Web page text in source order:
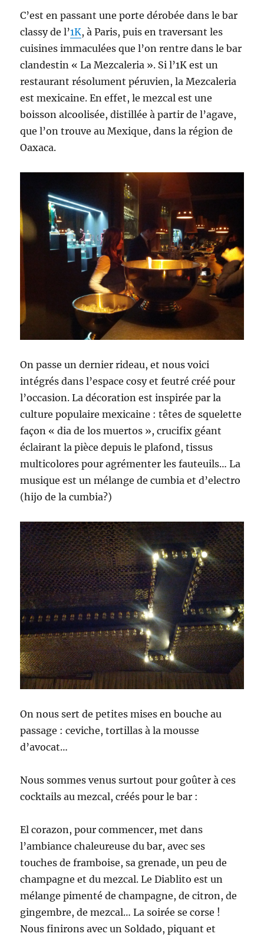
C’est en passant une porte dérobée dans le bar
classy de l’1K, à Paris, puis en traversant les
cuisines immaculées que l’on rentre dans le bar
clandestin « La Mezcaleria ». Si l’1K est un
restaurant résolument péruvien, la Mezcaleria
est mexicaine. En effet, le mezcal est une
boisson alcoolisée, distillée à partir de l’agave,
que l’on trouve au Mexique, dans la région de
Oaxaca.
On passe un dernier rideau, et nous voici
intégrés dans l’espace cosy et feutré créé pour
l’occasion. La décoration est inspirée par la
culture populaire mexicaine : têtes de squelette
façon « dia de los muertos », crucifix géant
éclairant la pièce depuis le plafond, tissus
multicolores pour agrémenter les fauteuils… La
musique est un mélange de cumbia et d’electro
(hijo de la cumbia?)
On nous sert de petites mises en bouche au
passage : ceviche, tortillas à la mousse
d’avocat…
Nous sommes venus surtout pour goûter à ces
cocktails au mezcal, créés pour le bar :
El corazon, pour commencer, met dans
l’ambiance chaleureuse du bar, avec ses
touches de framboise, sa grenade, un peu de
champagne et du mezcal. Le Diablito est un
mélange pimenté de champagne, de citron, de
gingembre, de mezcal… La soirée se corse !
Nous finirons avec un Soldado, piquant et